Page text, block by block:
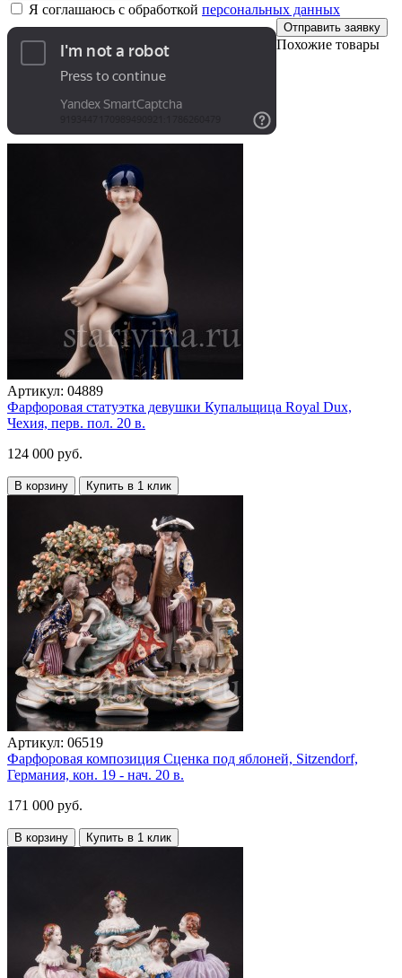
Я соглашаюсь с обработкой персональных данных
Отправить заявку
Похожие товары
Артикул: 04889
Фарфоровая статуэтка девушки Купальщица Royal Dux,
Чехия, перв. пол. 20 в.
124 000 руб.
В корзину Купить в 1 клик
Артикул: 06519
Фарфоровая композиция Сценка под яблоней, Sitzendorf,
Германия, кон. 19 - нач. 20 в.
171 000 руб.
В корзину Купить в 1 клик